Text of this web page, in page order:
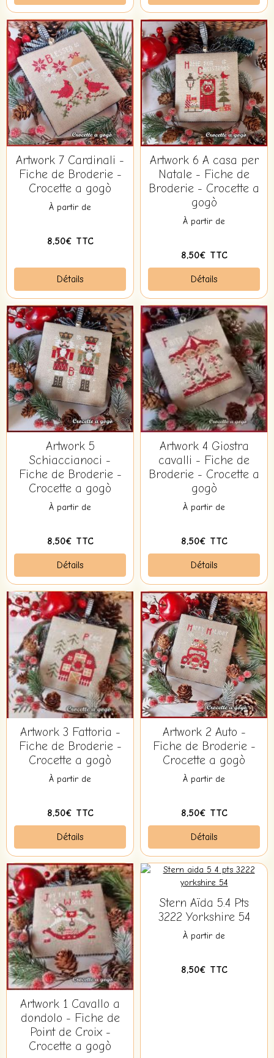
Artwork 7 Cardinali -
Fiche de Broderie -
Crocette a gogò
À partir de
8,50€ TTC
Détails
Artwork 6 A casa per
Natale - Fiche de
Broderie - Crocette a
gogò
À partir de
8,50€ TTC
Détails
Artwork 5
Schiaccianoci -
Fiche de Broderie -
Crocette a gogò
À partir de
8,50€ TTC
Détails
Artwork 4 Giostra
cavalli - Fiche de
Broderie - Crocette a
gogò
À partir de
8,50€ TTC
Détails
Artwork 3 Fattoria -
Fiche de Broderie -
Crocette a gogò
À partir de
8,50€ TTC
Détails
Artwork 2 Auto -
Fiche de Broderie -
Crocette a gogò
À partir de
8,50€ TTC
Détails
Artwork 1 Cavallo a
dondolo - Fiche de
Point de Croix -
Crocette a gogò
Stern Aïda 5.4 Pts
3222 Yorkshire 54
À partir de
8,50€ TTC